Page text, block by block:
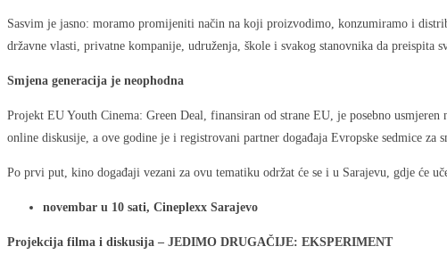
Sasvim je jasno: moramo promijeniti način na koji proizvodimo, konzumiramo i
državne vlasti, privatne kompanije, udruženja, škole i svakog stanovnika da
Smjena generacija je neophodna
Projekt EU Youth Cinema: Green Deal, finansiran od strane EU, je posebno
online diskusije, a ove godine je i registrovani partner događaja Evropske sedmice za
Po prvi put, kino događaji vezani za ovu tematiku održat će se i u Sarajevu, gdje
novembar u 10 sati, Cineplexx Sarajevo
Projekcija filma i diskusija – JEDIMO DRUGAČIJE: EKSPERIMENT